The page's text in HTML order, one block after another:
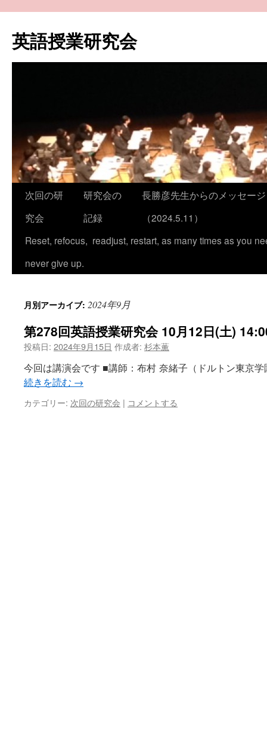
テ
ン
英語授業研究会
次回の研
究会
研究会の
記録
長勝彦先生からのメッセージ
（2024.5.11）
Reset, refocus, readjust, restart, as many times as you
never give up.
月別アーカイブ: 2024年9月
第278回英語授業研究会 10月12日(土)
投稿日: 2024年9月15日 作成者: 杉本薫
今回は講演会です ■講師：布村 奈緒子（ドルトン東京
続きを読む →
カテゴリー: 次回の研究会 | コメントする